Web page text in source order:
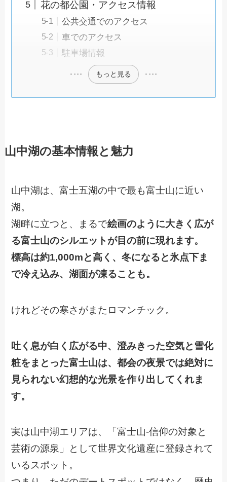
花の都公園・アクセス情報
公共交通でのアクセス
車でのアクセス
駐車場情報
もっと見る
山中湖の基本情報と魅力
山中湖は、富士五湖の中で最も富士山に近い
湖。
湖畔に立つと、まるで絵画のように大きく広が
る富士山のシルエットが目の前に現れます。
標高は約1,000mと高く、冬になると氷点下ま
で冷え込み、湖面が凍ることも。
けれどその寒さがまたロマンチック。
吐く息が白く広がる中、澄みきった空気と雪化
粧をまとった富士山は、都会の夜景では絶対に
見られない幻想的な光景を作り出してくれま
す。
実は山中湖エリアは、「富士山-信仰の対象と
芸術の源泉」として世界文化遺産に登録されて
いるスポット。